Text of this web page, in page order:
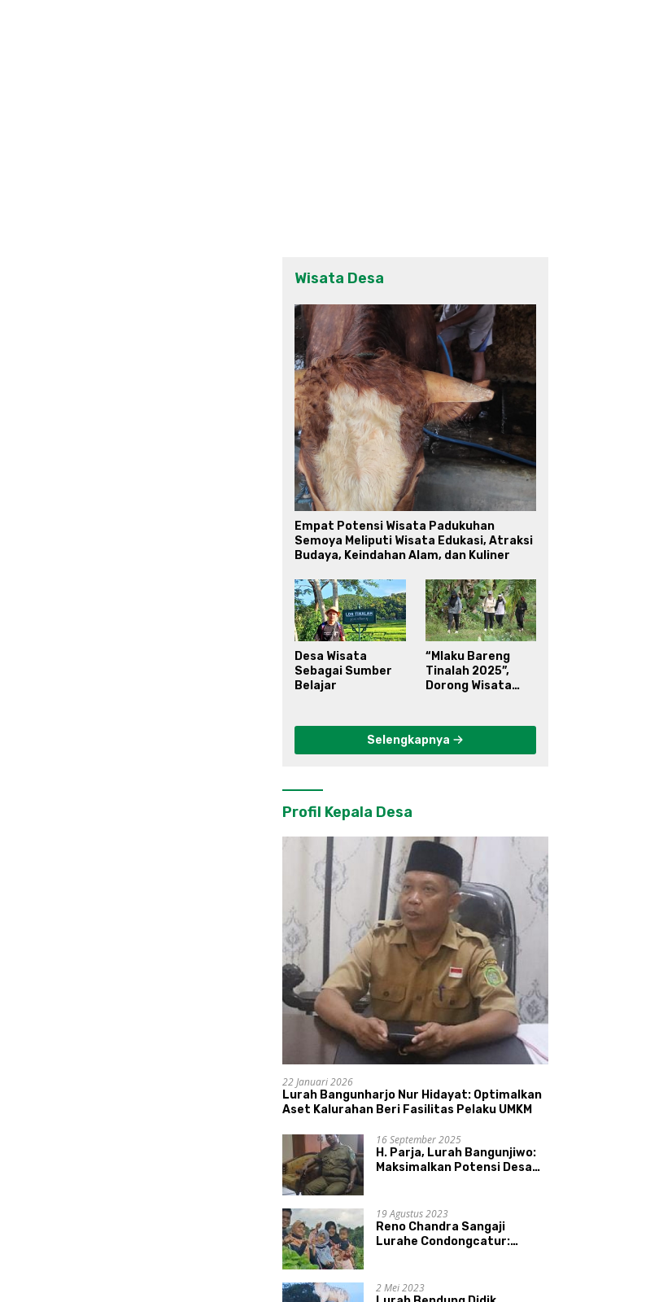
Wisata Desa
Empat Potensi Wisata Padukuhan
Semoya Meliputi Wisata Edukasi, Atraksi
Budaya, Keindahan Alam, dan Kuliner
Desa Wisata
Sebagai Sumber
Belajar
“Mlaku Bareng
Tinalah 2025”,
Dorong Wisata
Selengkapnya
Profil Kepala Desa
22 Januari 2026
Lurah Bangunharjo Nur Hidayat: Optimalkan
Aset Kalurahan Beri Fasilitas Pelaku UMKM
16 September 2025
H. Parja, Lurah Bangunjiwo:
Maksimalkan Potensi Desa
19 Agustus 2023
Reno Chandra Sangaji
Lurahe Condongcatur:
Masyarakat, dan Syukuri
2 Mei 2023